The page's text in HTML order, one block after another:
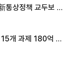
통상정책 교두보 활
개 과제 180억 지